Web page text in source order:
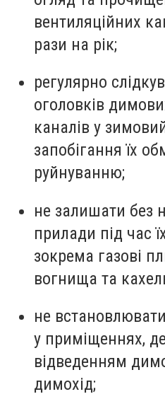
вентиляційних
рази на рік;
регулярно
оголовків
каналів у
запобігання їх
руйнуванню;
не залишати без
прилади під час
зокрема газові
вогнища та
не
у приміщеннях,
відведенням
димохід;